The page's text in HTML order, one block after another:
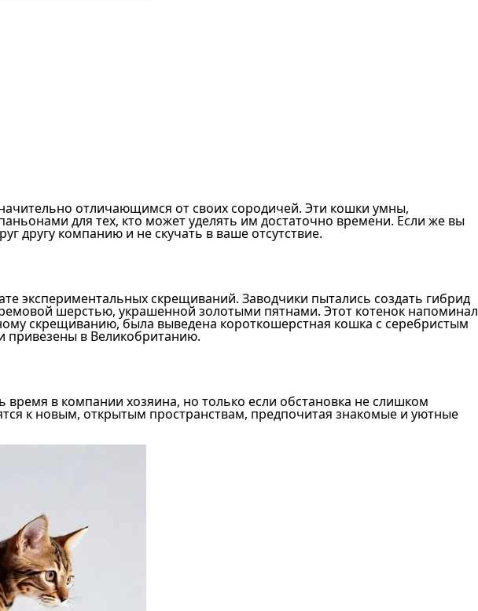
отличающимся от своих сородичей. Эти кошки умны,
для тех, кто может уделять им достаточно времени. Если же вы
другу компанию и не скучать в ваше отсутствие.
экспериментальных скрещиваний. Заводчики пытались создать гибрид
шерстью, украшенной золотыми пятнами. Этот котенок напоминал
скрещиванию, была выведена короткошерстная кошка с серебристым
привезены в Великобританию.
в компании хозяина, но только если обстановка не слишком
к новым, открытым пространствам, предпочитая знакомые и уютные